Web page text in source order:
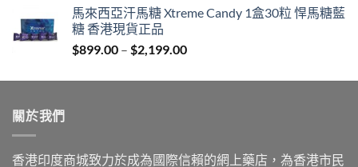
$899.00
$2,199.00
馬來西亞汗馬糖 Xtreme Candy 1盒30粒 悍馬糖藍
糖 香港現貨正品
$899.00 – $2,199.00Price
$899.00
關於我們
香港印度商城致力於成為國際信賴的網上藥店，為香港市民